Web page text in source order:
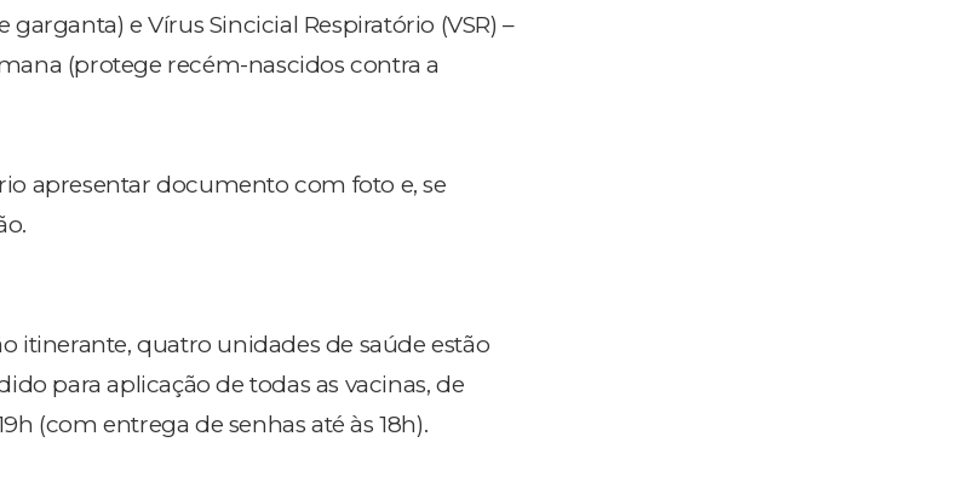
garganta) eVírus Sincicial Respiratório (VSR) –
(protege recém-nascidos contra a
apresentar documento com foto e, se
itinerante, quatro unidades de saúde estão
para aplicação de todas as vacinas, de
(com entrega de senhas até às 18h).